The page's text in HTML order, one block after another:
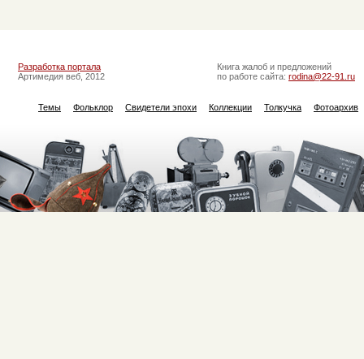
Разработка портала
Артимедия веб, 2012
Книга жалоб и предложений
по работе сайта: rodina@22-91.ru
Темы Фольклор Свидетели эпохи Коллекции Толкучка Фотоархив